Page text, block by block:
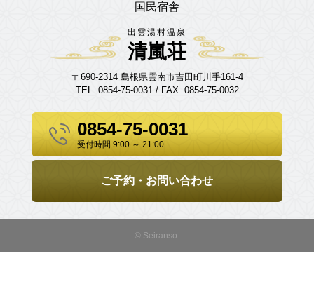
国民宿舎
出雲湯村温泉
清嵐荘
〒690-2314 島根県雲南市吉田町川手161-4
TEL. 0854-75-0031 / FAX. 0854-75-0032
0854-75-0031
受付時間 9:00 ～ 21:00
ご予約・お問い合わせ
© Seiranso.